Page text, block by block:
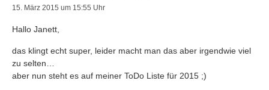
15. März 2015 um 15:55 Uhr
Hallo Janett,
das klingt echt super, leider macht man das aber irgendwie viel
zu selten…
aber nun steht es auf meiner ToDo Liste für 2015 ;)